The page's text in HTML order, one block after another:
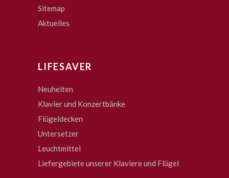
Sitemap
Aktuelles
LIFESAVER
Neuheiten
Klavier und Konzertbänke
Flügeldecken
Untersetzer
Leuchtmittel
Liefergebiete unserer Klaviere und Flügel